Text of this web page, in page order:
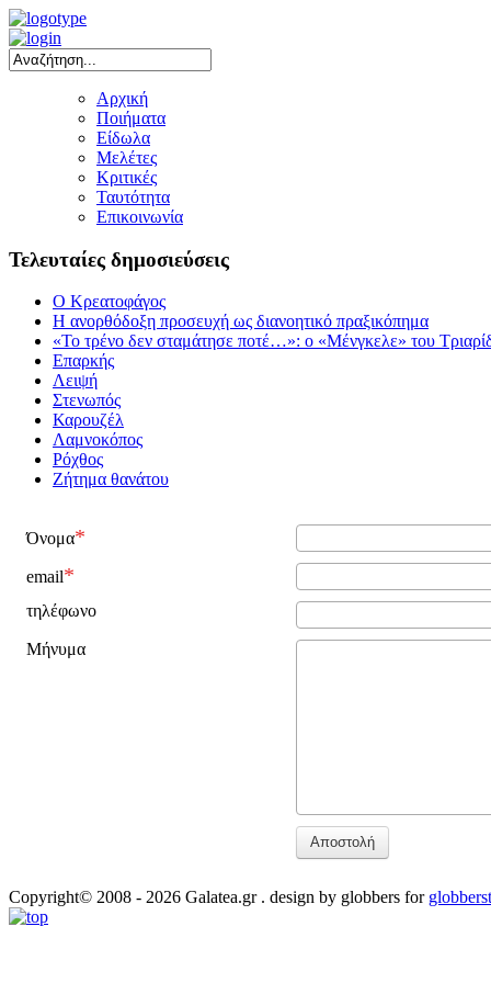
Αρχική
Ποιήματα
Είδωλα
Μελέτες
Κριτικές
Ταυτότητα
Επικοινωνία
Τελευταίες δημοσιεύσεις
Ο Κρεατοφάγος
Η ανορθόδοξη προσευχή ως διανοητικό πραξικόπημα
«Το τρένο δεν σταμάτησε ποτέ…»: ο «Μένγκελε» του
Επαρκής
Λειψή
Στενωπός
Καρουζέλ
Λαμνοκόπος
Ρόχθος
Ζήτημα θανάτου
Όνομα
email
τηλέφωνο
Μήνυμα
Αποστολή
Copyright© 2008 - 2026 Galatea.gr . design by globbers for